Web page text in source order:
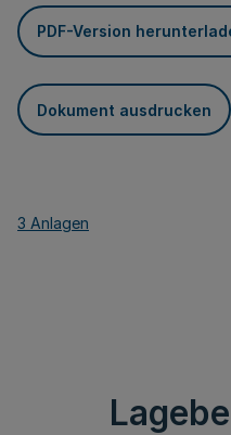
PDF-Version
Dokument ausdrucken
3 Anlagen